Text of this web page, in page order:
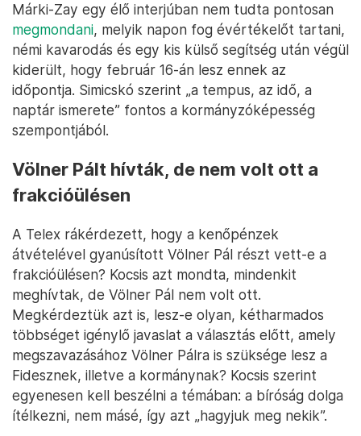
Márki-Zay egy élő interjúban nem tudta pontosan
megmondani, melyik napon fog évértékelőt tartani,
némi kavarodás és egy kis külső segítség után végül
kiderült, hogy február 16-án lesz ennek az
időpontja. Simicskó szerint „a tempus, az idő, a
naptár ismerete” fontos a kormányzóképesség
szempontjából.
Völner Pált hívták, de nem volt ott a
frakcióülésen
A Telex rákérdezett, hogy a kenőpénzek
átvételével gyanúsított Völner Pál részt vett-e a
frakcióülésen? Kocsis azt mondta, mindenkit
meghívtak, de Völner Pál nem volt ott.
Megkérdeztük azt is, lesz-e olyan, kétharmados
többséget igénylő javaslat a választás előtt, amely
megszavazásához Völner Pálra is szüksége lesz a
Fidesznek, illetve a kormánynak? Kocsis szerint
egyenesen kell beszélni a témában: a bíróság dolga
ítélkezni, nem másé, így azt „hagyjuk meg nekik”.